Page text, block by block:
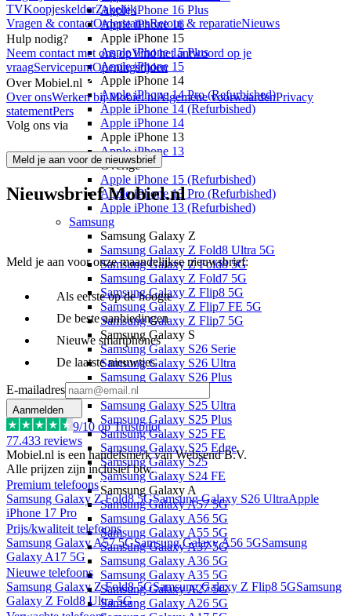
Apple iPhone 16 Plus
Apple iPhone 16
Apple iPhone 15
Apple iPhone 15 Plus
Apple iPhone 15
Apple iPhone 14
Apple iPhone 14 Pro (Refurbished)
Apple iPhone 14 (Refurbished)
Apple iPhone 14
Apple iPhone 13
Apple iPhone 13
Overige
Apple iPhone 15 (Refurbished)
Apple iPhone 13 Pro (Refurbished)
Apple iPhone 13 (Refurbished)
Samsung
Samsung Galaxy Z
Samsung Galaxy Z Fold8 Ultra 5G
Samsung Galaxy Z Fold8 5G
Samsung Galaxy Z Fold7 5G
Samsung Galaxy Z Flip8 5G
Samsung Galaxy Z Flip7 FE 5G
Samsung Galaxy Z Flip7 5G
Samsung Galaxy S
Samsung Galaxy S26 Serie
Samsung Galaxy S26 Ultra
Samsung Galaxy S26 Plus
Samsung Galaxy S26
Samsung Galaxy S25 Ultra
Samsung Galaxy S25 Plus
Samsung Galaxy S25 FE
Samsung Galaxy S25 Edge
Samsung Galaxy S25
Samsung Galaxy S24 FE
Samsung Galaxy A
Samsung Galaxy A57 5G
Samsung Galaxy A56 5G
Samsung Galaxy A55 5G
Samsung Galaxy A37 5G
Samsung Galaxy A36 5G
Samsung Galaxy A35 5G
Samsung Galaxy A27 5G
Samsung Galaxy A26 5G
TVKoopjeskelderZakelijk
Vragen & contactOrderstatusRetour & reparatieNieuws
Hulp nodig?
Neem contact met ons opVind het antwoord op je
vraagServicepuntOpeningstijden
Over Mobiel.nl
Over onsWerken bij Mobiel.nlAlgemene voorwaardenPrivacy
statementPers
Volg ons via
Meld je aan voor de nieuwsbrief
Nieuwsbrief Mobiel.nl
Meld je aan voor onze maandelijkse nieuwsbrief:
Als eerste op de hoogte
De beste aanbiedingen
Nieuwe smartphones
De laatste nieuwtjes
E-mailadres
Aanmelden
9/10 op Trustpilot
77.433 reviews
Mobiel.nl is een handelsmerk van Websend B.V.
Alle prijzen zijn inclusief btw.
Premium telefoons
Samsung Galaxy Z Fold8 5GSamsung Galaxy S26 UltraApple
iPhone 17 Pro
Prijs/kwaliteit telefoons
Samsung Galaxy A57 5GSamsung Galaxy A56 5GSamsung
Galaxy A17 5G
Nieuwe telefoons
Samsung Galaxy Z Fold8 5GSamsung Galaxy Z Flip8 5GSamsung
Galaxy Z Fold8 Ultra 5G